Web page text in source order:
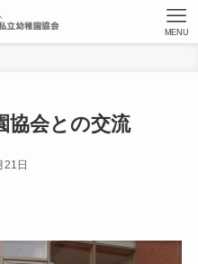
MENU
協会との交流
21日